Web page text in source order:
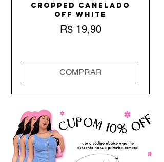
Cropped Canelado
Off White
Preço
R$ 19,90
COMPRAR